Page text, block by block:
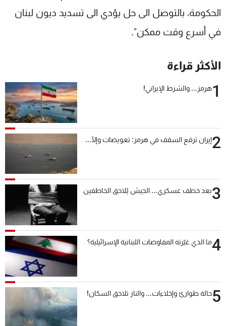
الحكومة، بالتوصل الى حل يؤدي الى تسديد ديون لبنان
في أسرع وقت ممكن".
الأكثر قراءة
1هرمز... والشرط الإيراني!
2إيران ترفع السقف في هرمز: تعويضات وإلّا...
3بعد خطف عسكري... الجيش يُلاحق الخاطفين
4ما الذي غيّرته المفاوضات اللبنانية الإسرائيلية؟
5حالة طوارئ وإخلاءات... والنار تلاحق السكان!